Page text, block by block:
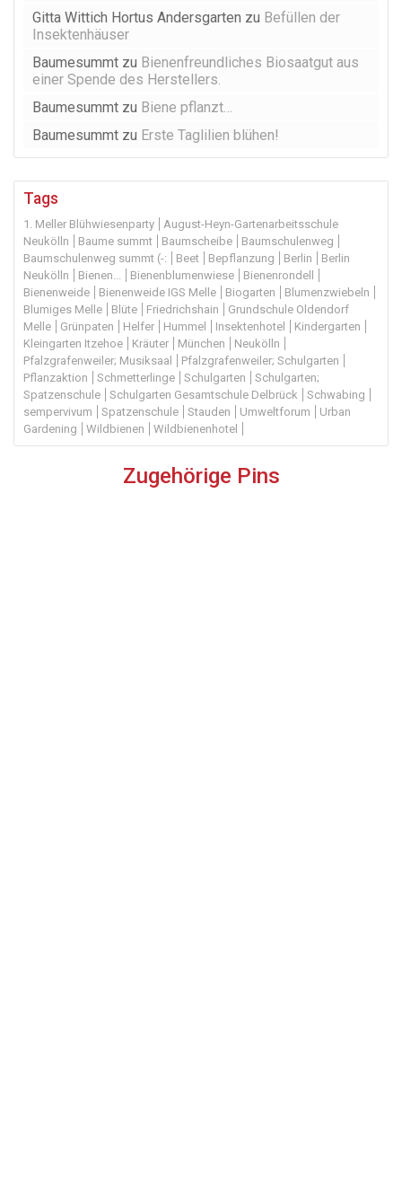
Gitta Wittich Hortus Andersgarten zu Befüllen der
Insektenhäuser
Baumesummt zu Bienenfreundliches Biosaatgut aus
einer Spende des Herstellers.
Baumesummt zu Biene pflanzt…
Baumesummt zu Erste Taglilien blühen!
Tags
1. Meller Blühwiesenparty
August-Heyn-Gartenarbeitsschule
Neukölln
Baume summt Baumscheibe
Baumschulenweg
Baumschulenweg summt (-:
Beet Bepflanzung Berlin
Berlin
Neukölln
Bienen... Bienenblumenwiese
Bienenrondell
Bienenweide
Bienenweide IGS Melle Biogarten
Blumenzwiebeln
Blumiges Melle
Blüte Friedrichshain
Grundschule Oldendorf
Melle
Grünpaten Helfer Hummel Insektenhotel
Kindergarten
Kleingarten Itzehoe
Kräuter München
Neukölln
Pfalzgrafenweiler; Musiksaal
Pfalzgrafenweiler; Schulgarten
Pflanzaktion
Schmetterlinge Schulgarten
Schulgarten;
Spatzenschule
Schulgarten Gesamtschule Delbrück
Schwabing
sempervivum
Spatzenschule Stauden Umweltforum
Urban
Gardening
Wildbienen Wildbienenhotel
Zugehörige Pins